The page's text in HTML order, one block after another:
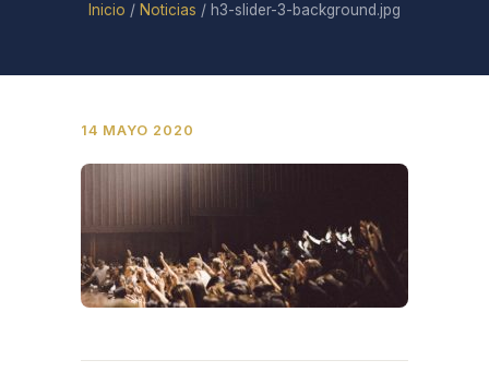
Inicio / Noticias / h3-slider-3-background.jpg
14 MAYO 2020